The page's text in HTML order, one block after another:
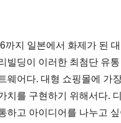
지 일본에서 화제가 된
빌딩이 이러한 최첨단 유
웨어다. 대형 쇼핑몰에 가
치를 구현하기 위해서다.
하고 아이디어를 나누고